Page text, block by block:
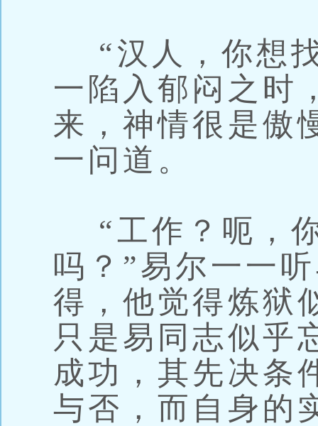
“汉人，你想
一陷入郁闷之时
来，神情很是傲
一问道。
“工作？呃，
吗？”易尔一一
得，他觉得炼狱
只是易同志似乎
成功，其先决条
与否，而自身的